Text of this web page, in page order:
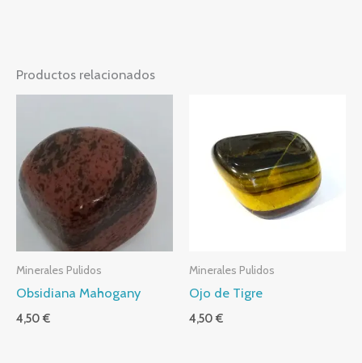
Productos relacionados
Minerales Pulidos
Obsidiana Mahogany
4,50€
Minerales Pulidos
Ojo de Tigre
4,50€